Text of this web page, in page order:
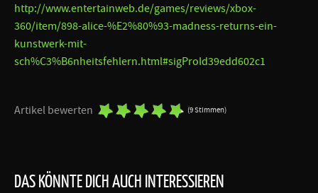
http://www.entertainweb.de/games/reviews/xbox-
360/item/898-alice-%E2%80%93-madness-returns-ein-
kunstwerk-mit-
sch%C3%B6nheitsfehlern.html#sigProId39edd602c1
Artikel bewerten (9 Stimmen)
DAS KÖNNTE DICH AUCH INTERESSIEREN